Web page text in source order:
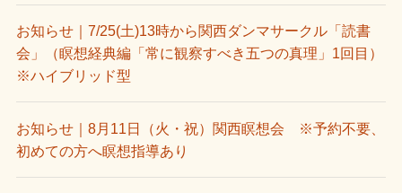
お知らせ｜7/25(土)13時から関西ダンマサークル「読書
会」（瞑想経典編「常に観察すべき五つの真理」1回目）
※ハイブリッド型
お知らせ｜8月11日（火・祝）関西瞑想会 ※予約不要、
初めての方へ瞑想指導あり